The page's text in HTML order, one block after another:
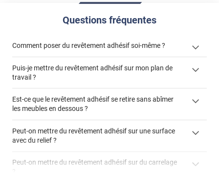
Questions fréquentes
Comment poser du revêtement adhésif soi-même ?
« Comment poser un revêtement adhésif ? »
Puis-je mettre du revêtement adhésif sur mon plan de
travail ?
revêtement adhésif sur un plan de travail de cuisine ?"
Est-ce que le revêtement adhésif se retire sans abîmer
les meubles en dessous ?
Peut-on mettre du revêtement adhésif sur une surface
avec du relief ?
Peut-on mettre du revêtement adhésif sur du carrelage